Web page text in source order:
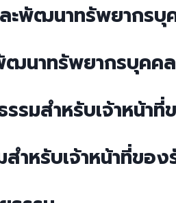
ะพัฒนาทรัพยากรบุ
ฒนาทรัพยากรบุคคล
รมสำหรับเจ้าหน้าที่
ำหรับเจ้าหน้าที่ของ